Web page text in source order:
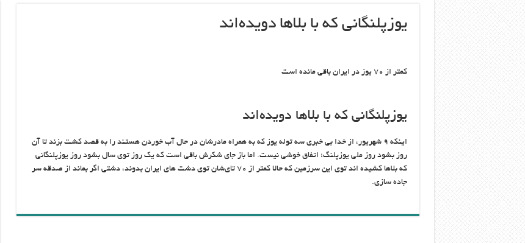
یوزپلنگانی که با بلاها دویده‌اند
کمتر از ۷۰ یوز در ایران باقی مانده است
یوزپلنگانی که با بلاها دویده‌اند
اینکه ۹ شهریور، از خدا بی خبری سه توله یوز که به همراه مادرشان در حال آب خوردن هستند را به قصد کشت بزند تا آن
روز بشود روز ملی یوزپلنگ؛ اتفاق خوشی نیست. اما باز جای شکرش باقی است که یک روز توی سال بشود روز یوزپلنگانی
که بلاها کشیده اند توی این سرزمین که حالا کمتر از ۷۰ تای‌شان توی دشت های ایران بدوند، دشتی اگر بماند از صدقه سر
جاده سازی.